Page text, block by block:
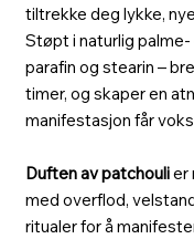
tiltrekke deg lykke,
Støpt i naturlig
parafin og stearin –
timer, og skaper en
manifestasjon får
Duften av patchoulier
med overflod,
ritualer for å